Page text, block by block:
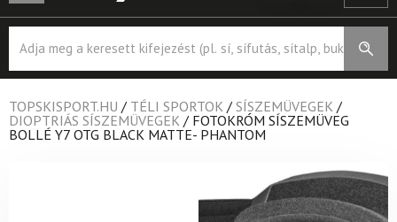
search
TOPSKISPORT.HU / TÉLI SPORTOK / SÍSZEMÜVEGEK /
DIOPTRIÁS SÍSZEMÜVEGEK / FOTOKRÓM SÍSZEMÜVEG
BOLLÉ Y7 OTG BLACK MATTE- PHANTOM